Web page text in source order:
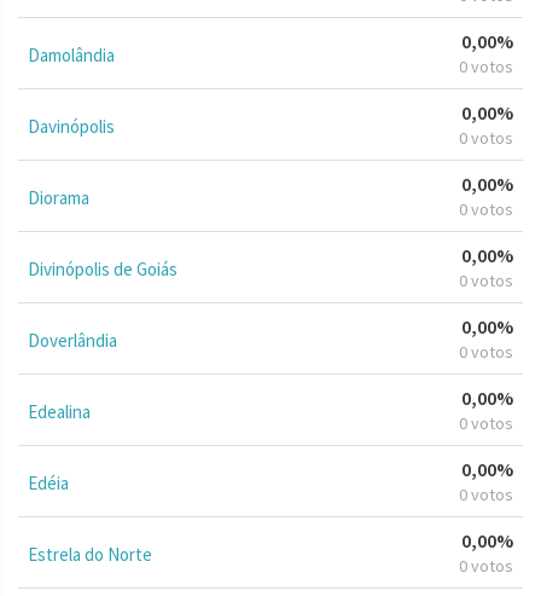
Damolândia
0,00%
0 votos
Davinópolis
0,00%
0 votos
Diorama
0,00%
0 votos
Divinópolis de Goiás
0,00%
0 votos
Doverlândia
0,00%
0 votos
Edealina
0,00%
0 votos
Edéia
0,00%
0 votos
Estrela do Norte
0,00%
0 votos